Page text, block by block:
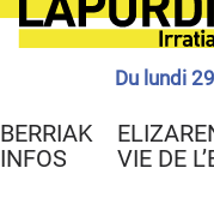
Du lundi
BERRIAK
INFOS
VIE DE